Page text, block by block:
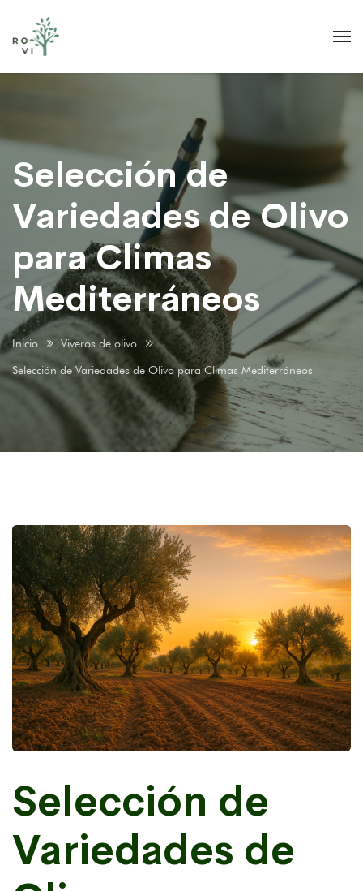
Selección de
Variedades de Olivo
para Climas
Mediterráneos
Inicio Viveros de olivo
Selección de Variedades de Olivo para Climas Mediterráneos
Selección de
Variedades de